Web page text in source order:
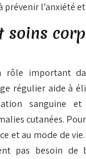
l’anxiété
soins
rôle important
régulier aide à
sanguine
cutanées.
et au mode de
pas besoin de